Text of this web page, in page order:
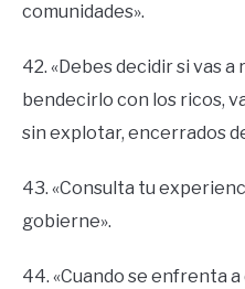
comunidades».
42. «Debes decidir si vas a
bendecirlo con los ricos,
sin explotar, encerrados
43. «Consulta tu
gobierne».
44. «Cuando se enfrenta